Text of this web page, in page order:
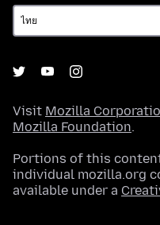
Visit Mozilla
Mozilla Foundation.
Portions of this
individual mozilla.org
available under a